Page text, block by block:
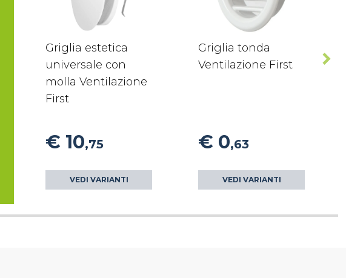
Griglia estetica
universale con
molla Ventilazione
First
€ 10,75
VEDI VARIANTI
Griglia tonda
Ventilazione First
€ 0,63
VEDI VARIANTI